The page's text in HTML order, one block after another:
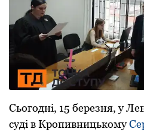
Сьогодні, 15 березня, у
суді в Кропивницькому